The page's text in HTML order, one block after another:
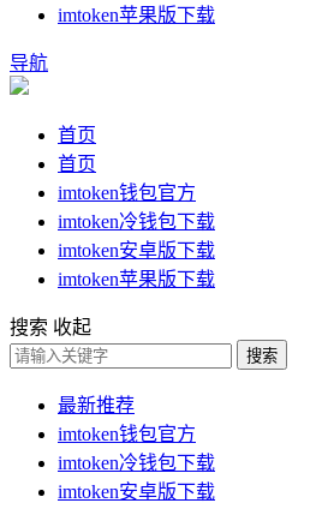
imtoken苹果版下载
导航
首页
首页
imtoken钱包官方
imtoken冷钱包下载
imtoken安卓版下载
imtoken苹果版下载
搜索 收起
搜索
最新推荐
imtoken钱包官方
imtoken冷钱包下载
imtoken安卓版下载